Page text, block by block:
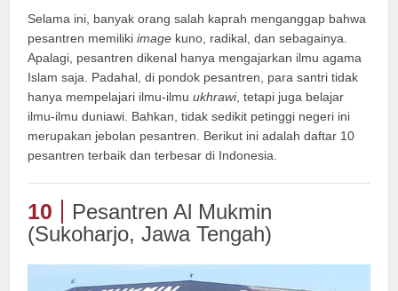
Selama ini, banyak orang salah kaprah menganggap bahwa
pesantren memilikiimage kuno, radikal, dan sebagainya.
Apalagi, pesantren dikenal hanya mengajarkan ilmu agama
Islam saja. Padahal, di pondok pesantren, para santri tidak
hanya mempelajari ilmu-ilmuukhrawi, tetapi juga belajar
ilmu-ilmu duniawi. Bahkan, tidak sedikit petinggi negeri ini
merupakan jebolan pesantren. Berikut ini adalah daftar 10
pesantren terbaik dan terbesar di Indonesia.
10
Pesantren Al Mukmin
(Sukoharjo, Jawa Tengah)